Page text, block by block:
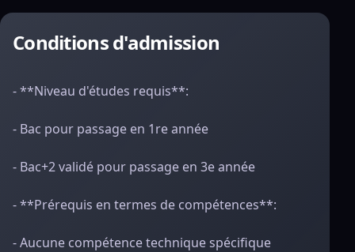
Conditions d'admission
- **Niveau d'études requis**:
- Bac pour passage en 1re année
- Bac+2 validé pour passage en 3e année
- **Prérequis en termes de compétences**:
- Aucune compétence technique spécifique